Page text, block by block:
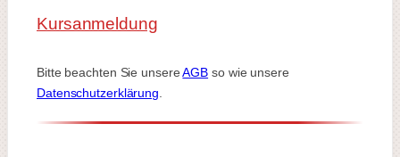
Kursanmeldung
Bitte beachten Sie unsereAGB so wie unsere
Datenschutzerklärung